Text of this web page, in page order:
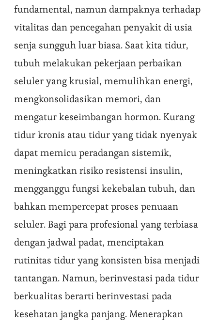
fundamental, namun dampaknya terhadap
vitalitas dan pencegahan penyakit di usia
senja sungguh luar biasa. Saat kita tidur,
tubuh melakukan pekerjaan perbaikan
seluler yang krusial, memulihkan energi,
mengkonsolidasikan memori, dan
mengatur keseimbangan hormon. Kurang
tidur kronis atau tidur yang tidak nyenyak
dapat memicu peradangan sistemik,
meningkatkan risiko resistensi insulin,
mengganggu fungsi kekebalan tubuh, dan
bahkan mempercepat proses penuaan
seluler. Bagi para profesional yang terbiasa
dengan jadwal padat, menciptakan
rutinitas tidur yang konsisten bisa menjadi
tantangan. Namun, berinvestasi pada tidur
berkualitas berarti berinvestasi pada
kesehatan jangka panjang. Menerapkan